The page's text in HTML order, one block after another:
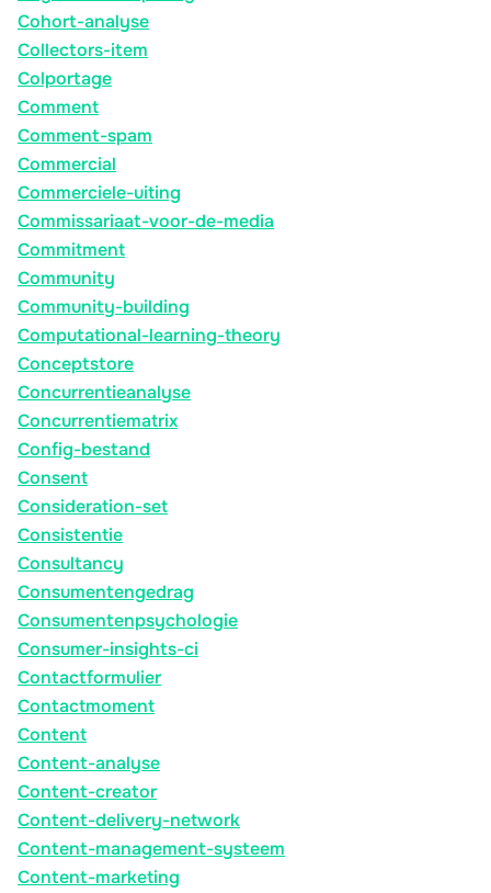
Cohort-analyse
Collectors-item
Colportage
Comment
Comment-spam
Commercial
Commerciele-uiting
Commissariaat-voor-de-media
Commitment
Community
Community-building
Computational-learning-theory
Conceptstore
Concurrentieanalyse
Concurrentiematrix
Config-bestand
Consent
Consideration-set
Consistentie
Consultancy
Consumentengedrag
Consumentenpsychologie
Consumer-insights-ci
Contactformulier
Contactmoment
Content
Content-analyse
Content-creator
Content-delivery-network
Content-management-systeem
Content-marketing